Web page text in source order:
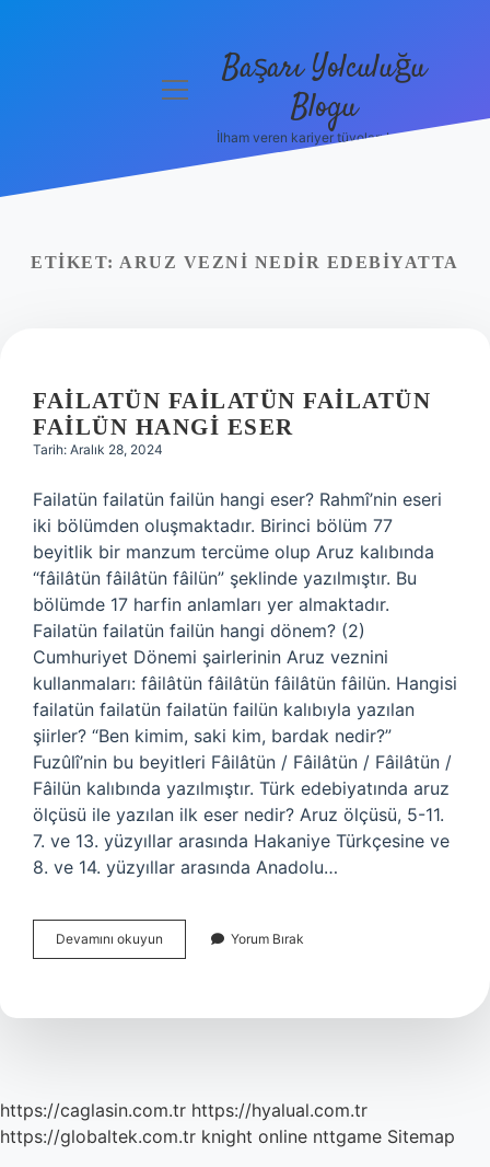
menüyüBaşarı Yolculuğu
Blogu
İlham veren kariyer tüyoları burada!
ETIKET: ARUZ VEZNI NEDIR EDEBIYATTA
FAILATÜN FAILATÜN FAILATÜN
FAILÜN HANGI ESER
Tarih: Aralık 28, 2024
Failatün failatün failün hangi eser? Rahmî’nin eseri
iki bölümden oluşmaktadır. Birinci bölüm 77
beyitlik bir manzum tercüme olup Aruz kalıbında
“fâilâtün fâilâtün fâilün” şeklinde yazılmıştır. Bu
bölümde 17 harfin anlamları yer almaktadır.
Failatün failatün failün hangi dönem? (2)
Cumhuriyet Dönemi şairlerinin Aruz veznini
kullanmaları: fâilâtün fâilâtün fâilâtün fâilün. Hangisi
failatün failatün failatün failün kalıbıyla yazılan
şiirler? “Ben kimim, saki kim, bardak nedir?”
Fuzûlî’nin bu beyitleri Fâilâtün / Fâilâtün / Fâilâtün /
Fâilün kalıbında yazılmıştır. Türk edebiyatında aruz
ölçüsü ile yazılan ilk eser nedir? Aruz ölçüsü, 5-11.
7. ve 13. yüzyıllar arasında Hakaniye Türkçesine ve
8. ve 14. yüzyıllar arasında Anadolu…
Devamını okuyun
Failatün
Hangi
Yorum Bırak
https://caglasin.com.tr https://hyalual.com.tr
https://globaltek.com.tr knight online nttgame Sitemap